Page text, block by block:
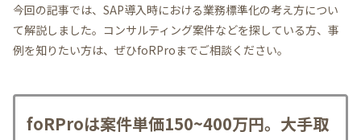
今回の記事では、SAP導入時における業務標準化の考え方につい
て解説しました。コンサルティング案件などを探している方、事
例を知りたい方は、ぜひfoRProまでご相談ください。
foRProは案件単価150~400万円。大手取